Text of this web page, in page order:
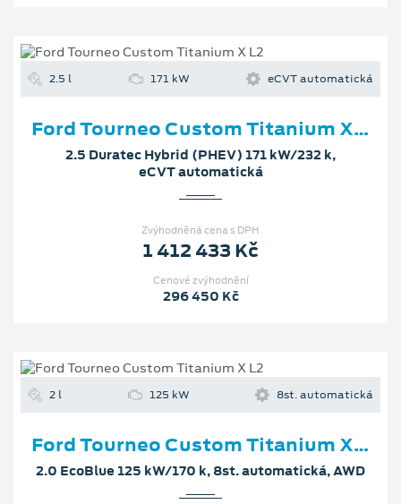
2.5 l 171 kW eCVT automatická
Ford Tourneo Custom Titanium X L2
2.5 Duratec Hybrid (PHEV) 171 kW/232 k,
eCVT automatická
Zvýhodněná cena s DPH
1 412 433 Kč
Cenové zvýhodnění
296 450 Kč
2 l 125 kW 8st. automatická
Ford Tourneo Custom Titanium X L2
2.0 EcoBlue 125 kW/170 k, 8st. automatická, AWD